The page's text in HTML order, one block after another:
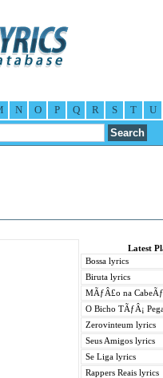
N O P Q R S T U
Latest
Bossa lyrics
Biruta lyrics
MÃƒÂ£o na
O Bicho TÃƒÂ¡
Zerovinteum lyrics
Seus Amigos lyrics
Se Liga lyrics
Rappers Reais lyrics